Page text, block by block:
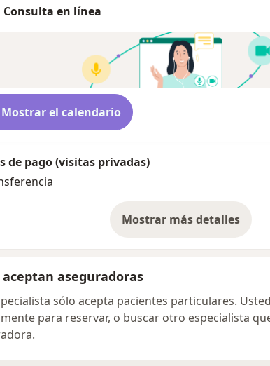
Consulta en línea
Mostrar el calendario
de pago (visitas privadas)
Mostrar más detalles
sobre la dirección
aceptan aseguradoras
sólo acepta pacientes particulares.
para reservar, o buscar otro especialista